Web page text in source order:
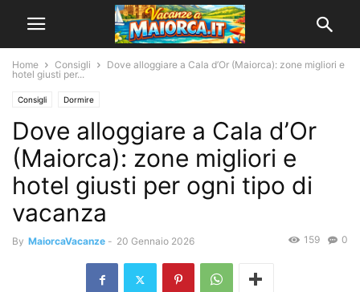
Home Consigli
Dove alloggiare a Cala d’Or (Maiorca): zone migliori e
hotel giusti per...
Consigli Dormire
Dove alloggiare a Cala d’Or
(Maiorca): zone migliori e
hotel giusti per ogni tipo di
vacanza
By MaiorcaVacanze - 20 Gennaio 2026 0
159